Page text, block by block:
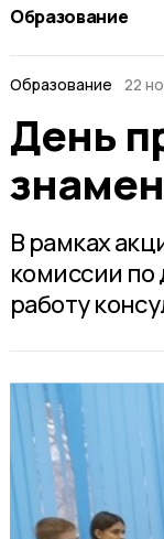
Образование
Образование
22
День
В рамках
комиссии
работу